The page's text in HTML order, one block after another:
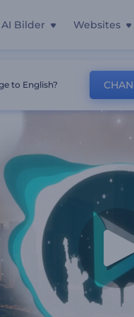
AI Bilder Websites
to English?